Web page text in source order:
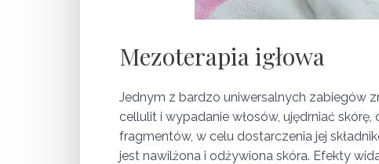
Mezoterapia igłowa
Jednym z bardzo uniwersalnych zabiegów
cellulit i wypadanie włosów, ujędrniać
fragmentów, w celu dostarczenia jej
jest nawilżona i odżywiona skóra. Efekty